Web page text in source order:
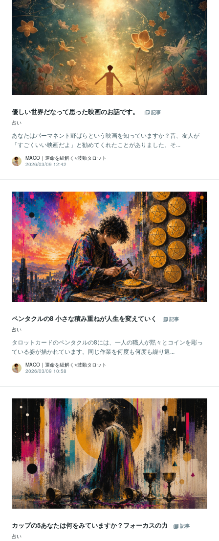
優しい世界だなって思った映画のお話です。
記事
占い
あなたはパーマネント野ばらという映画を知っていますか？昔、友人が
「すごくいい映画だよ」と勧めてくれたことがありました。そ...
MACO｜運命を紐解く⭐︎波動タロット
2026/03/09 12:42
ペンタクルの8 小さな積み重ねが人生を変えていく
記事
占い
タロットカードのペンタクルの8には、一人の職人が黙々とコインを彫っ
ている姿が描かれています。同じ作業を何度も何度も繰り返...
MACO｜運命を紐解く⭐︎波動タロット
2026/03/09 10:58
カップの5あなたは何をみていますか？フォーカスの力
記事
占い